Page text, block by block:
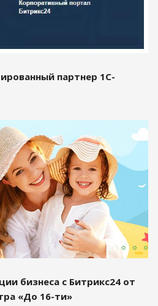
партнер 1С-
бизнеса с Битрикс24 от
«До 16-ти»